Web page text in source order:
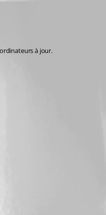
à jour.